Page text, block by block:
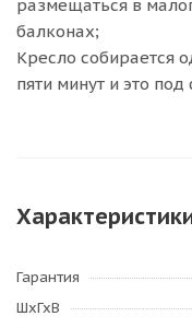
размещаться в
балконах;
Кресло собирается
пяти минут и это
Гарантия
ШхГхВ